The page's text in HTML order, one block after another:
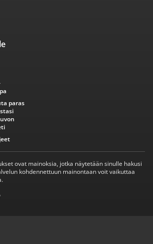
paras
ovat mainoksia, jotka näytetään sinulle hakusi
kohdennettuun mainontaan voit vaikuttaa